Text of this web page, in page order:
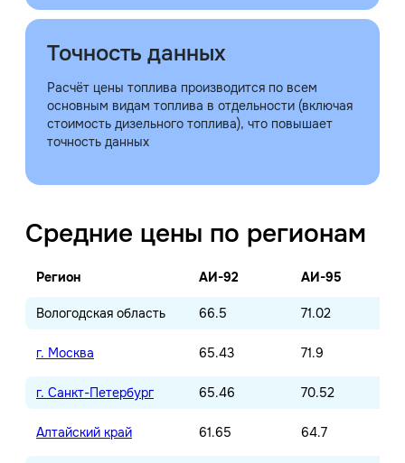
Точность данных
Расчёт цены топлива производится по всем
основным видам топлива в отдельности (включая
стоимость дизельного топлива), что повышает
точность данных
Средние цены по регионам
Регион АИ-92 АИ-95
Вологодская область 66.5 71.02
г. Москва 65.43 71.9
г. Санкт-Петербург 65.46 70.52
Алтайский край 61.65 64.7